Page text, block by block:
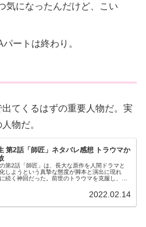
気になったんだけど、こい
ートは終わり。
てくるはずの重要人物だ。実
物だ。
第2話「師匠」ネタバレ感想 トラウマか
第2話「師匠」は、長大な原作を人間ドラマと
しようという真摯な態度が脚本と演出に現れ
続く神回だった。前世のトラウマを克服し、転
ーンで描く。魔術の描写が本当に綺麗だ。2022.02.14